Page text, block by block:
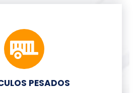
PESADOS